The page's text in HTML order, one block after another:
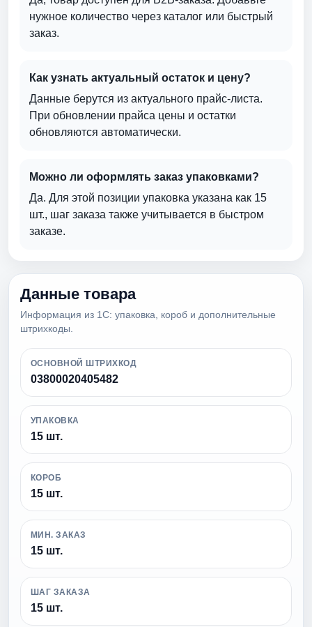
нужное количество через каталог или быстрый
заказ.
Как узнать актуальный остаток и цену?
Данные берутся из актуального прайс-листа.
При обновлении прайса цены и остатки
обновляются автоматически.
Можно ли оформлять заказ упаковками?
Да. Для этой позиции упаковка указана как 15
шт., шаг заказа также учитывается в быстром
заказе.
Данные товара
Информация из 1С: упаковка, короб и дополнительные
штрихкоды.
ОСНОВНОЙ ШТРИХКОД
03800020405482
УПАКОВКА
15 шт.
КОРОБ
15 шт.
МИН. ЗАКАЗ
15 шт.
ШАГ ЗАКАЗА
15 шт.